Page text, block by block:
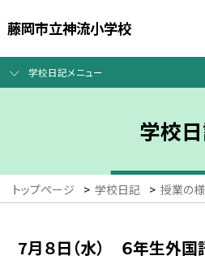
藤岡市立神流小学校
学校日記メニュー
学校
トップページ > 学校日記 > 授業の
7月８日（水） ６年生外